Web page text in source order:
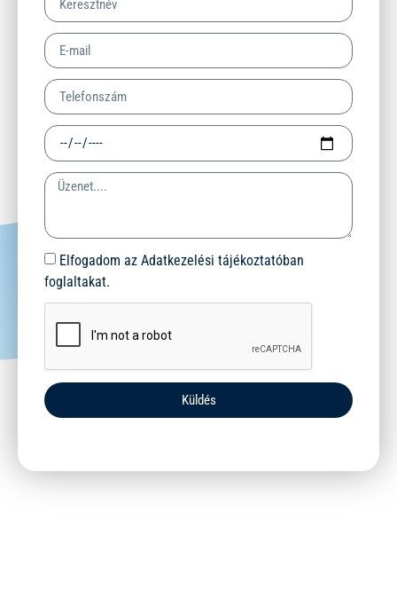
Elfogadom az Adatkezelési tájékoztatóban
foglaltakat.
Küldés